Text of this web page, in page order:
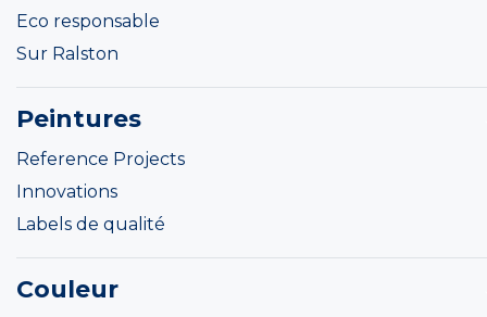
Eco responsable
Sur Ralston
Peintures
Reference Projects
Innovations
Labels de qualité
Couleur